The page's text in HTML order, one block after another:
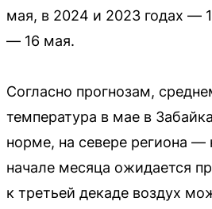
мая, в 2024 и 2023 годах —
— 16 мая.
Согласно прогнозам,
температура в мае в
норме, на севере региона —
начале месяца ожидается
к третьей декаде воздух